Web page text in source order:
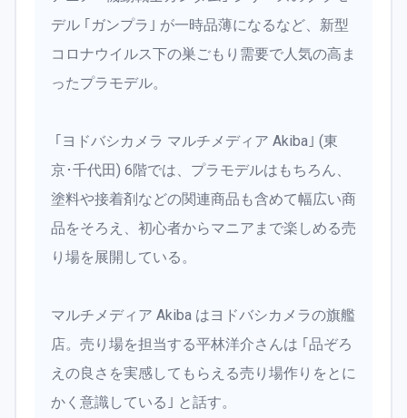
デル ｢ガンプラ｣ が一時品薄になるなど、新型
コロナウイルス下の巣ごもり需要で人気の高ま
ったプラモデル。
｢ヨドバシカメラ マルチメディア Akiba｣ (東
京･千代田) 6階では、プラモデルはもちろん、
塗料や接着剤などの関連商品も含めて幅広い商
品をそろえ、初心者からマニアまで楽しめる売
り場を展開している。
マルチメディア Akiba はヨドバシカメラの旗艦
店。売り場を担当する平林洋介さんは ｢品ぞろ
えの良さを実感してもらえる売り場作りをとに
かく意識している｣ と話す。